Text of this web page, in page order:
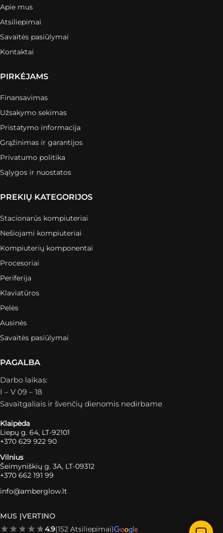
Apie mus
Atsiliepimai
Savaitės pasiūlymai
Kontaktai
PIRKĖJAMS
Finansavimas
Užsakymo sekimas
Pristatymo informacija
Grąžinimas ir garantijos
Privatumo politika
Sąlygos ir nuostatos
PREKIŲ KATEGORIJOS
Stacionarūs kompiuteriai
Nešiojami kompiuteriai
Kompiuterių komponentai
Procesoriai
Periferija
Klaviatūros
Pelės
Ausinės
Savaitės pasiūlymai
PAGALBA
Darbo laikas:
I – V 09 – 18
Savaitgaliais ir švenčių dienomis nedirbame
Klaipėda
Liepų g. 64, LT-92101
+370 629 922 90
Vilnius
Šeimyniškių g. 3A, LT-09312
+370 662 191 99
info@amberglow.lt
MUS ĮVERTINO
4.9(152 Atsiliepimai)